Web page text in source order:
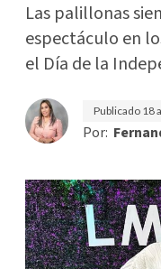
Las palillonas
espectáculo en
el Día de la
Publicado 18
Por: